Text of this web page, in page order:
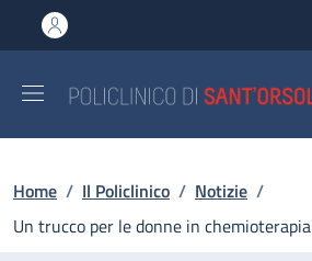
al contenuto principale
to footer content
Briciole di pane
Home / Il Policlinico / Notizie /
Un trucco per le donne in chemioterapia